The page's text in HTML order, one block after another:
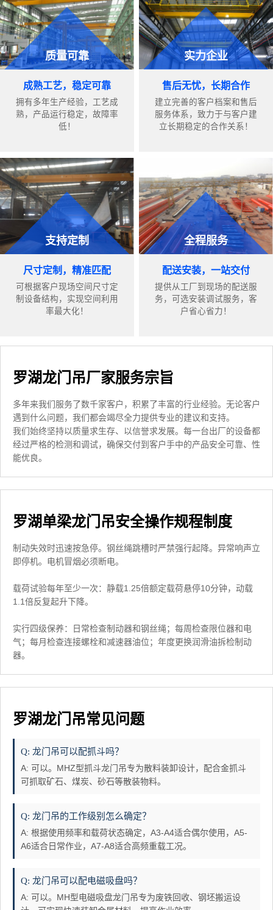
质量可靠
成熟工艺，稳定可靠
拥有多年生产经验，工艺成
熟，产品运行稳定，故障率
低！
实力企业
售后无忧，长期合作
建立完善的客户档案和售后
服务体系，致力于与客户建
立长期稳定的合作关系！
支持定制
尺寸定制，精准匹配
可根据客户现场空间尺寸定
制设备结构，实现空间利用
率最大化！
全程服务
配送安装，一站交付
提供从工厂到现场的配送服
务，可选安装调试服务，客
户省心省力！
罗湖龙门吊厂家服务宗旨
多年来我们服务了数千家客户，积累了丰富的行业经验。无论客户
遇到什么问题，我们都会竭尽全力提供专业的建议和支持。
我们始终坚持以质量求生存、以信誉求发展。每一台出厂的设备都
经过严格的检测和调试，确保交付到客户手中的产品安全可靠、性
能优良。
罗湖单梁龙门吊安全操作规程制度
制动失效时迅速按急停。钢丝绳跳槽时严禁强行起降。异常响声立
即停机。电机冒烟必须断电。
载荷试验每年至少一次：静载1.25倍额定载荷悬停10分钟，动载
1.1倍反复起升下降。
实行四级保养：日常检查制动器和钢丝绳；每周检查限位器和电
气；每月检查连接螺栓和减速器油位；年度更换润滑油拆检制动
器。
罗湖龙门吊常见问题
Q: 龙门吊可以配抓斗吗？
A: 可以。MHZ型抓斗龙门吊专为散料装卸设计，配合金抓斗
可抓取矿石、煤炭、砂石等散装物料。
Q: 龙门吊的工作级别怎么确定？
A: 根据使用频率和载荷状态确定，A3-A4适合偶尔使用，A5-
A6适合日常作业，A7-A8适合高频重载工况。
Q: 龙门吊可以配电磁吸盘吗？
A: 可以。MH型电磁吸盘龙门吊专为废铁回收、钢坯搬运设